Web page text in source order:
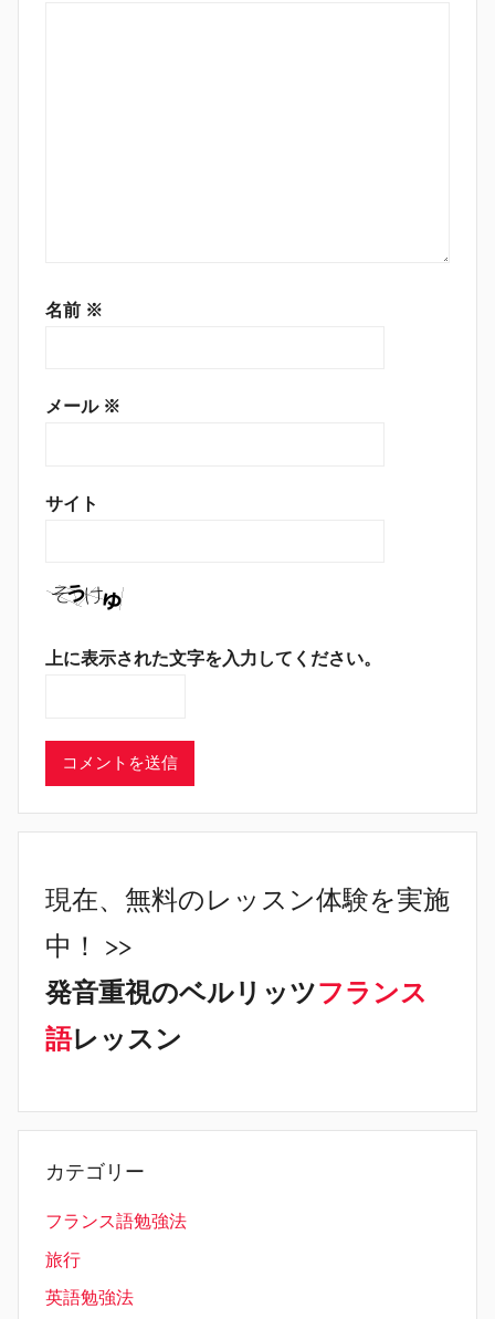
名前 ※
メール ※
サイト
上に表示された文字を入力してください。
現在、無料のレッスン体験を実施
中！ >>
発音重視のベルリッツフランス
語レッスン
カテゴリー
フランス語勉強法
旅行
英語勉強法